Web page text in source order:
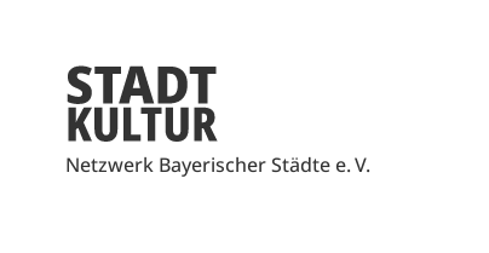
Netzwerk Bayerischer Städte e. V.